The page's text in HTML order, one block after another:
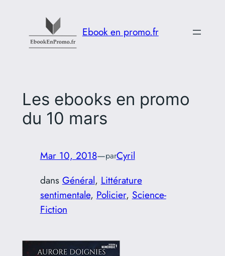
contenu
Ebook en promo.fr
Les ebooks en promo
du 10 mars
Mar 10, 2018—parCyril
dans Général, Littérature
sentimentale, Policier, Science-
Fiction